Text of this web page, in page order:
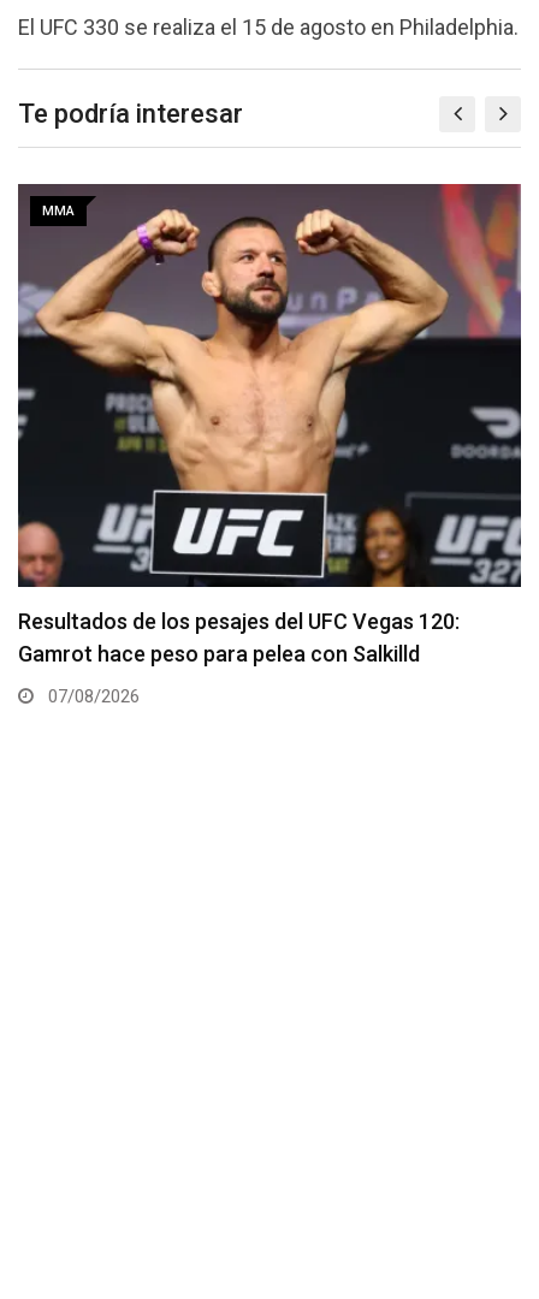
El UFC 330 se realiza el 15 de agosto en Philadelphia.
Te podría interesar
MMA
Quillan Salkilld es favorito para la pelea estelar de
UFC Vegas 120
06/08/2026